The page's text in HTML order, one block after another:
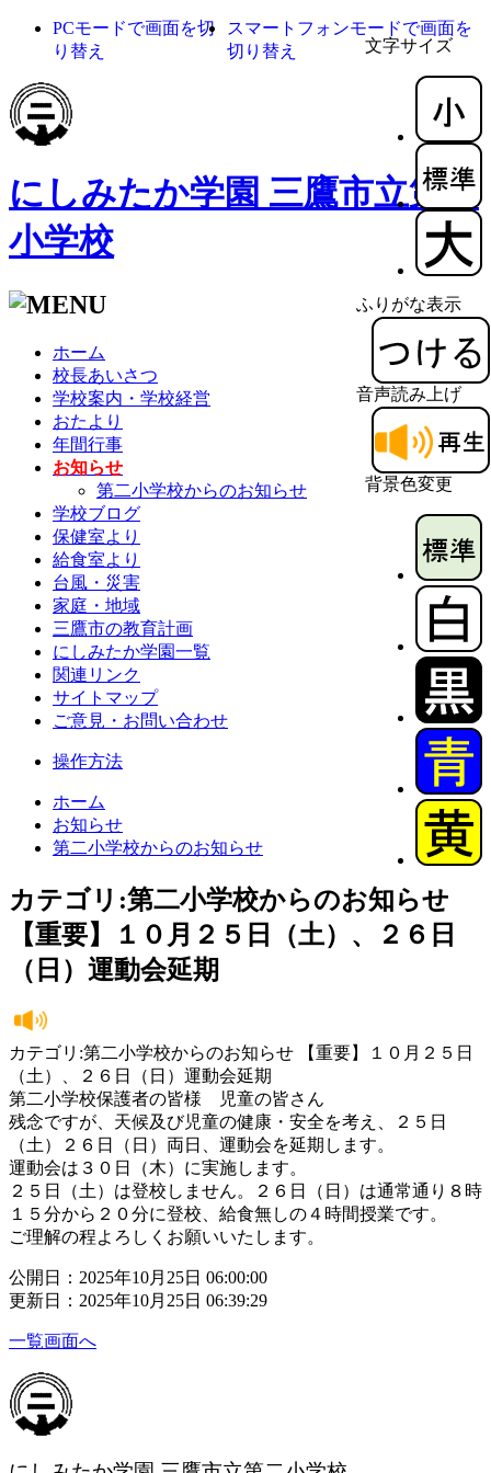
文字サイズ
ふりがな表示
音声読み上げ
背景色変更
PCモードで画面を切
り替え
スマートフォンモードで画面を
切り替え
にしみたか学園 三鷹市立第二
小学校
ホーム
校長あいさつ
学校案内・学校経営
おたより
年間行事
お知らせ
第二小学校からのお知らせ
学校ブログ
保健室より
給食室より
台風・災害
家庭・地域
三鷹市の教育計画
にしみたか学園一覧
関連リンク
サイトマップ
ご意見・お問い合わせ
操作方法
ホーム
お知らせ
第二小学校からのお知らせ
カテゴリ:第二小学校からのお知らせ
【重要】１０月２５日（土）、２６日
（日）運動会延期
カテゴリ:第二小学校からのお知らせ 【重要】１０月２５日
（土）、２６日（日）運動会延期
第二小学校保護者の皆様 児童の皆さん
残念ですが、天候及び児童の健康・安全を考え、２５日
（土）２６日（日）両日、運動会を延期します。
運動会は３０日（木）に実施します。
２５日（土）は登校しません。２６日（日）は通常通り８時
１５分から２０分に登校、給食無しの４時間授業です。
ご理解の程よろしくお願いいたします。
公開日：2025年10月25日 06:00:00
更新日：2025年10月25日 06:39:29
一覧画面へ